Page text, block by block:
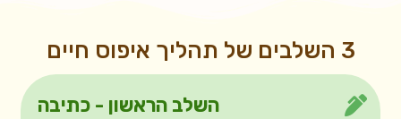
3 השלבים של תהליך איפוס חיים​
השלב הראשון - כתיבה